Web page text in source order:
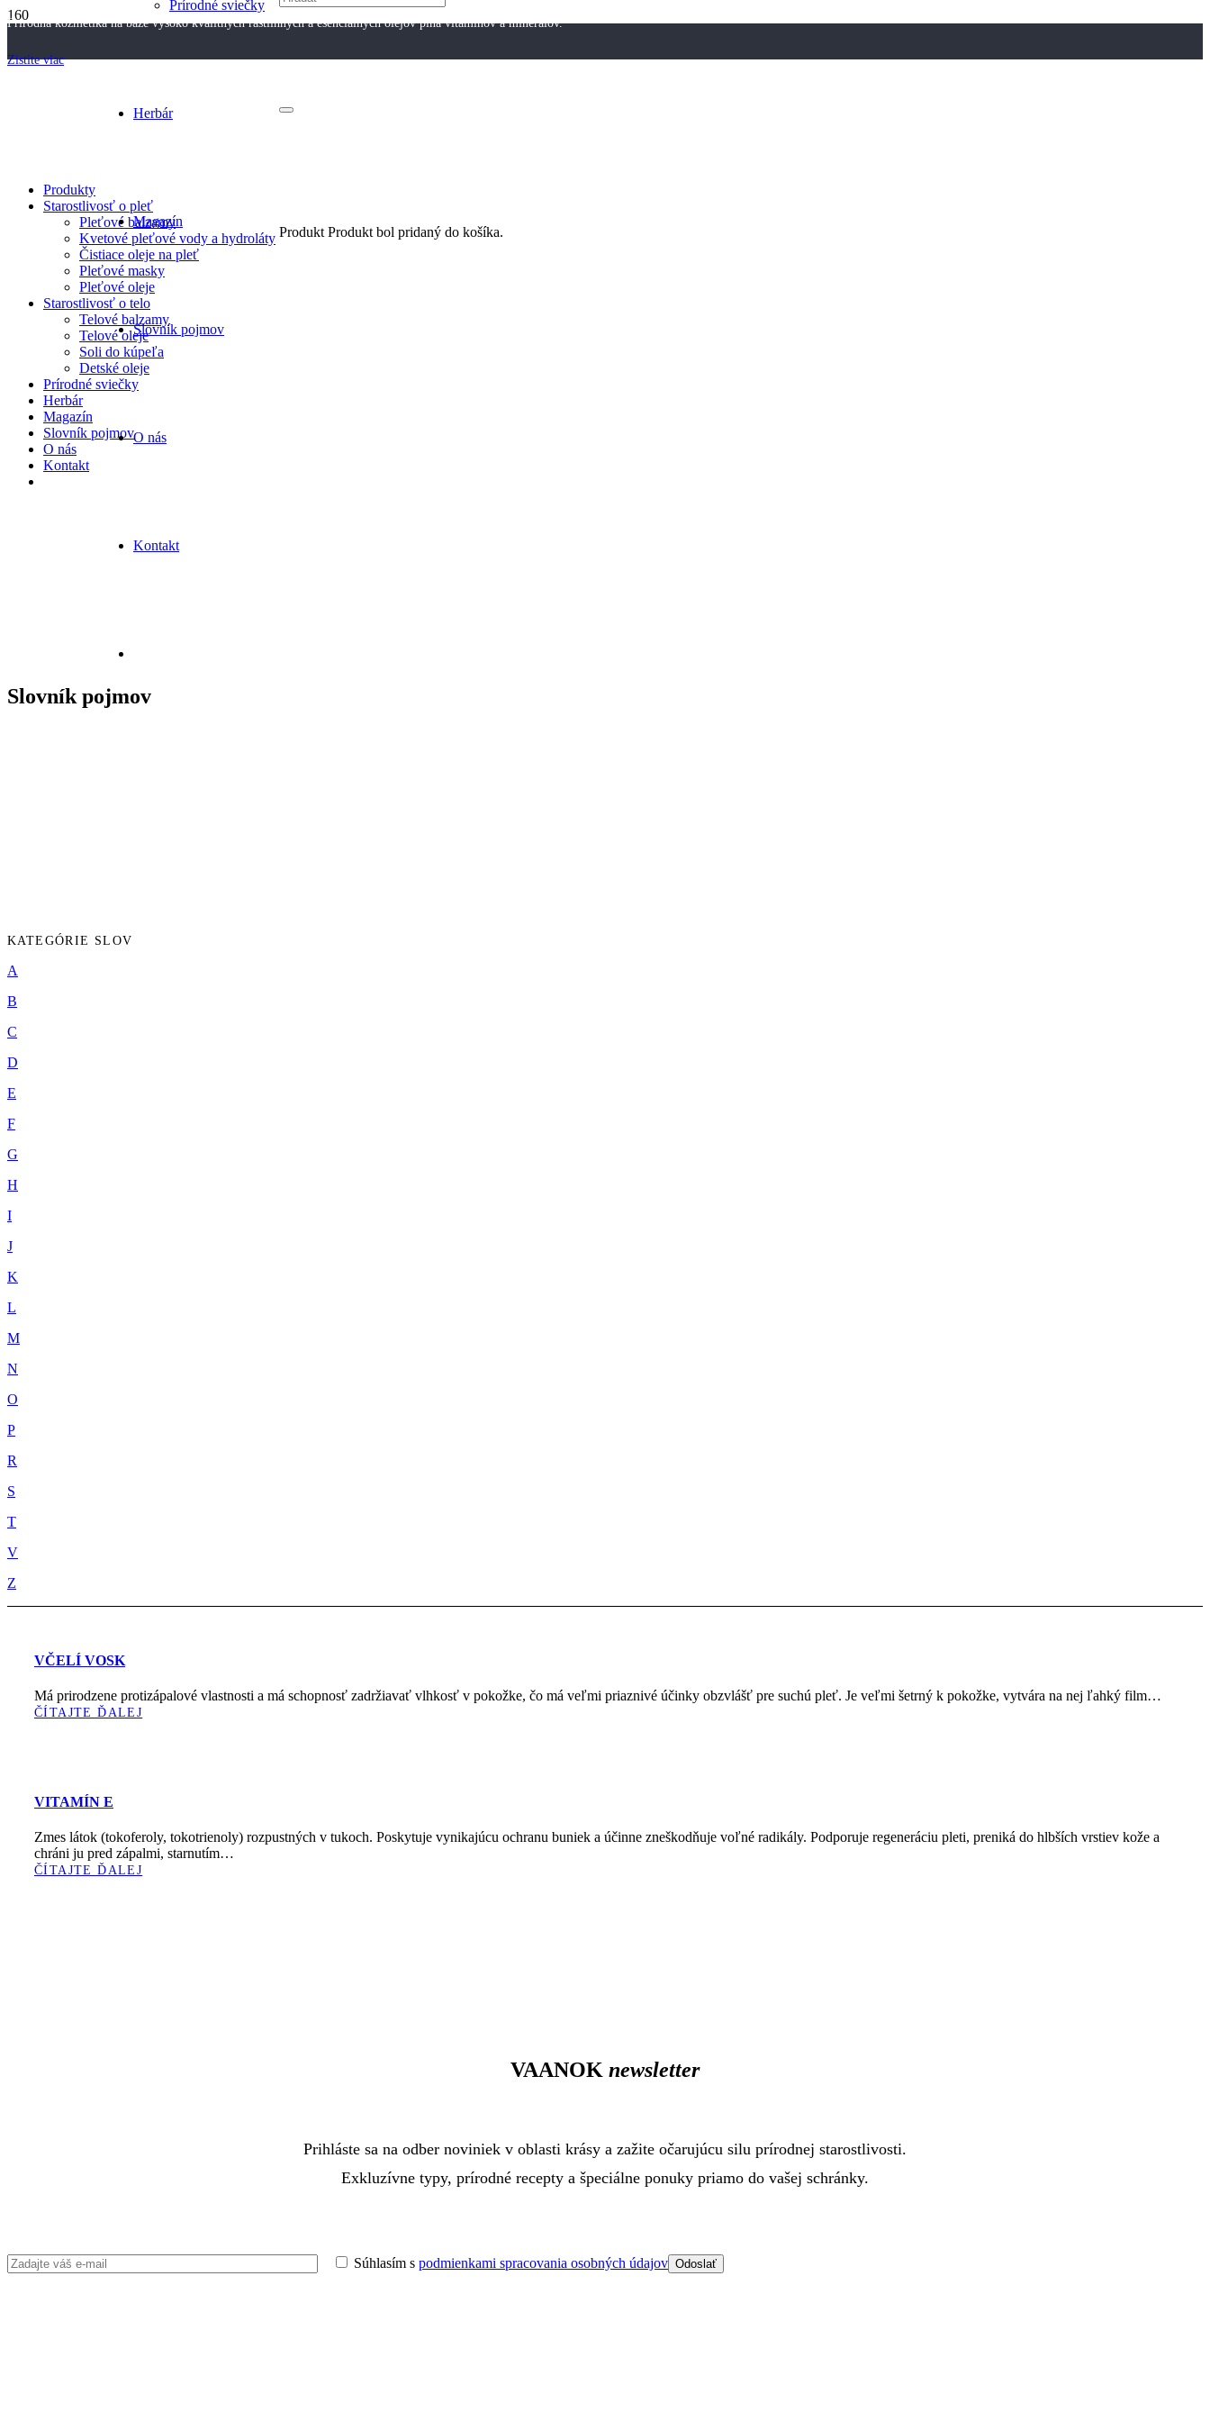
Prírodná kozmetika na báze vysoko kvalitných rastlinných a esenciálnych olejov plná vitamínov a minerálov.
Zistite viac
Prírodné sviečky
Herbár
Magazín
Slovník pojmov
O nás
Kontakt
Produkt Produkt bol pridaný do košíka.
Produkty
Starostlivosť o pleť
Pleťové balzamy
Kvetové pleťové vody a hydroláty
Čistiace oleje na pleť
Pleťové masky
Pleťové oleje
Starostlivosť o telo
Telové balzamy
Telové oleje
Soli do kúpeľa
Detské oleje
Prírodné sviečky
Herbár
Magazín
Slovník pojmov
O nás
Kontakt
Slovník pojmov
KATEGÓRIE SLOV
A
B
C
D
E
F
G
H
I
J
K
L
M
N
O
P
R
S
T
V
Z
VČELÍ VOSK
Má prirodzene protizápalové vlastnosti a má schopnosť zadržiavať vlhkosť v pokožke, čo má veľmi priaznivé účinky obzvlášť pre suchú pleť. Je veľmi šetrný k pokožke, vytvára na nej ľahký film…
ČÍTAJTE ĎALEJ
VITAMÍN E
Zmes látok (tokoferoly, tokotrienoly) rozpustných v tukoch. Poskytuje vynikajúcu ochranu buniek a účinne zneškodňuje voľné radikály. Podporuje regeneráciu pleti, preniká do hlbších vrstiev kože a
chráni ju pred zápalmi, starnutím…
ČÍTAJTE ĎALEJ
VAANOK newsletter
Prihláste sa na odber noviniek v oblasti krásy a zažite očarujúcu silu prírodnej starostlivosti.
Exkluzívne typy, prírodné recepty a špeciálne ponuky priamo do vašej schránky.
Súhlasím s podmienkami spracovania osobných údajov